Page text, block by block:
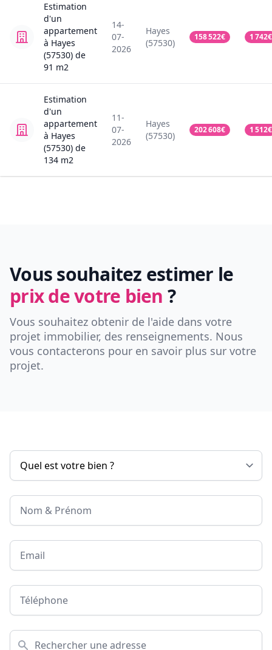
Estimation
d'un
appartement
à Hayes
(57530) de
91 m2
14-
07-
2026
Hayes
(57530)
158 522€ 1 742€
Estimation
d'un
appartement
à Hayes
(57530) de
134 m2
11-
07-
2026
Hayes
(57530)
202 608€ 1 512€
Vous souhaitez estimer le
prix de votre bien ?
Vous souhaitez obtenir de l'aide dans votre
projet immobilier, des renseignements. Nous
vous contacterons pour en savoir plus sur votre
projet.
Nom & Prénom
Email
Téléphone
Adresse